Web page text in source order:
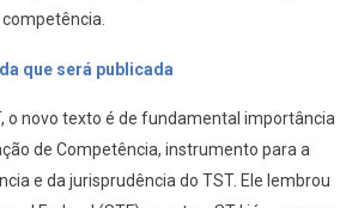
que será publicada
o novo texto é de fundamental importância
de Competência, instrumento para a
e da jurisprudência do TST. Ele lembrou